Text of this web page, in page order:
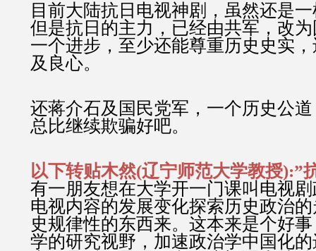
目前大陆抗日电视神剧，虽然还是
但是抗日的主力，已经由共军，改
一个进步，至少还能尊重历史史实
及良心。
还蒋介石及国民党军，一个历史公
总比继续欺骗好吧。
以下转贴木然(辽宁师范大学教授):”
有一朋友想在大学开一门课叫电视
电视内容的发展变化探索历史政治
史规律性的东西来。这本来是个好
学的研究视野，加速政治学中国化